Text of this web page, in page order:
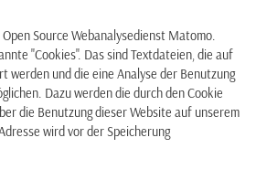
Source Webanalysedienst Matomo.
"Cookies". Das sind Textdateien, die auf
werden und die eine Analyse der Benutzung
Dazu werden die durch den Cookie
die Benutzung dieser Website auf unserem
wird vor der Speicherung